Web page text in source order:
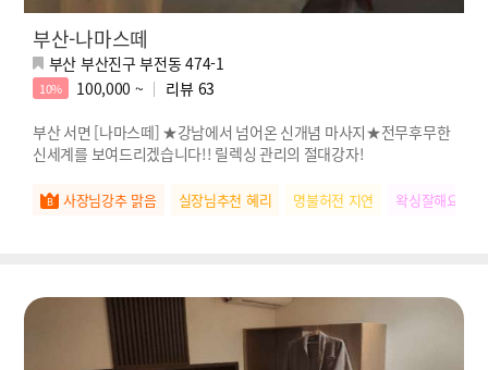
부산-나마스떼
부산 부산진구 부전동 474-1
10% 100,000 ~ 리뷰 63
부산 서면 [나마스떼] ★강남에서 넘어온 신개념 마사지★전무후무한
신세계를 보여드리겠습니다!! 릴렉싱 관리의 절대강자!
사장님강추 맑음 실장님추천 혜리 명불허전 지연 왁싱잘해요 청아